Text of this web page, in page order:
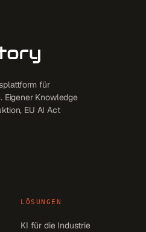
für
Eigener Knowledge
EU AI Act
LÖSUNGEN
KI für die Industrie